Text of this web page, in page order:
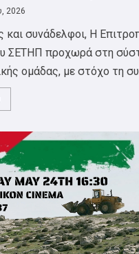
2026
και συνάδελφοι, Η
ΣΕΤΗΠ προχωρά στη
ομάδας, με στόχο τη
more
Πολιτισμού
ΣΕΤΗΠ
–
Δημιουργία
κινηματογραφικής
ομάδας!